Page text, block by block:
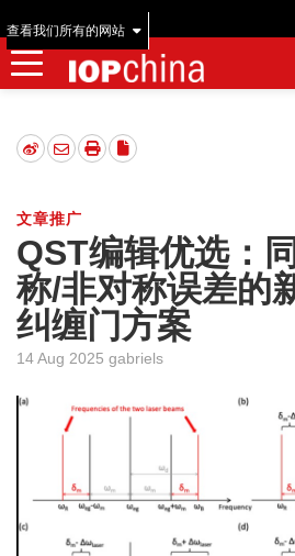
查看我们所有的网站
文章推广
QST编辑优选：
称/非对称误差的
纠缠门方案
14 Aug 2025 gabriels